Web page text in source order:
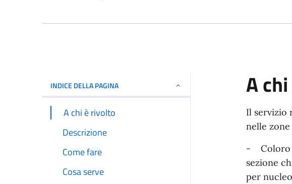
INDICE DELLA PAGINA
A chi è rivolto
Descrizione
Come fare
Cosa serve
A
Il servizio
nelle
- Coloro
sezione
per